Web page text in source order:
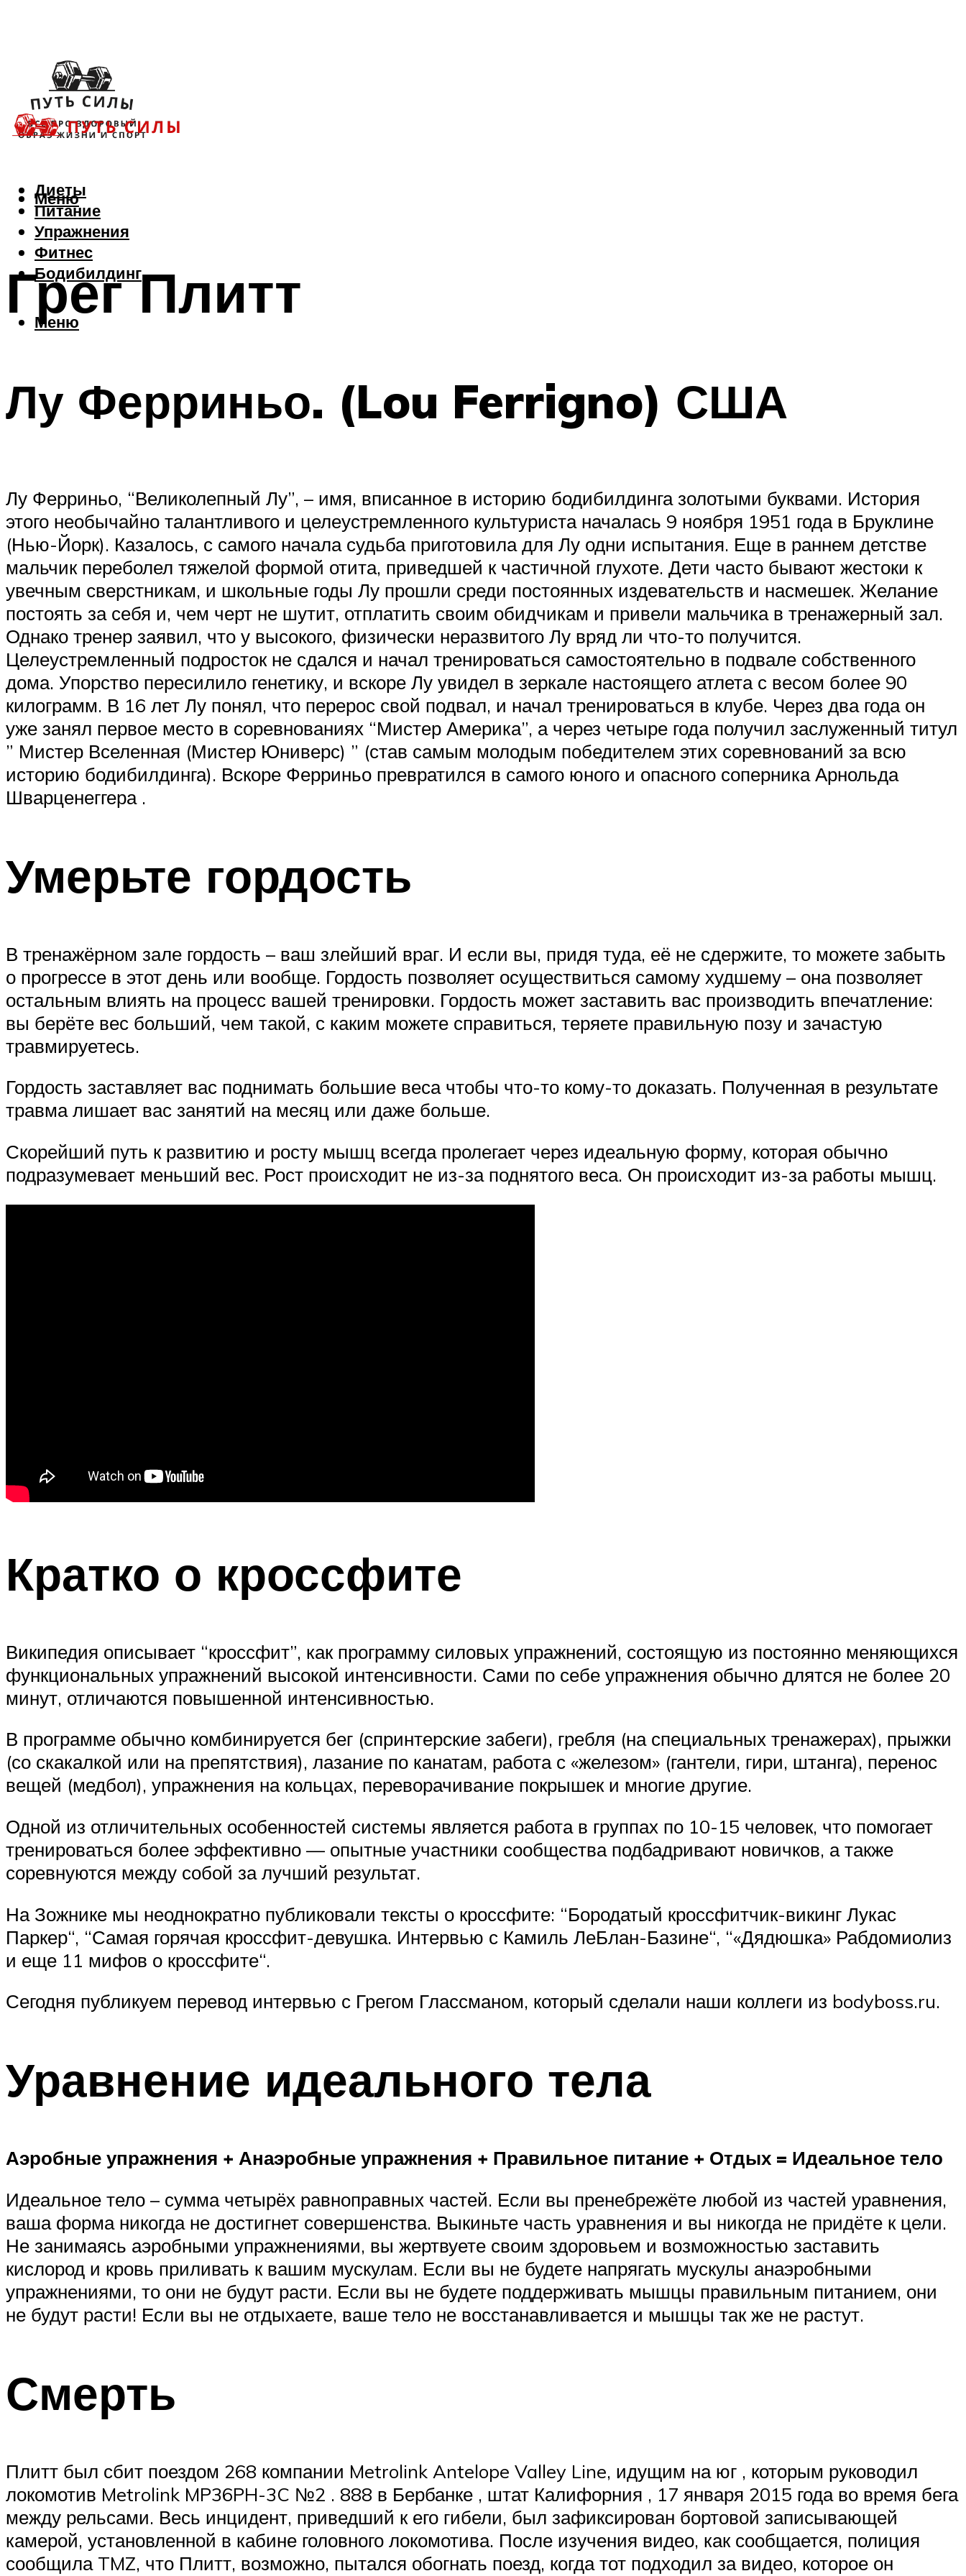
Диеты
Питание
Упражнения
Фитнес
Бодибилдинг
Меню
Меню
Грег Плитт
Лу Ферриньо. (Lou Ferrigno) США
Лу Ферриньо, “Великолепный Лу”, – имя, вписанное в историю бодибилдинга золотыми буквами. История
этого необычайно талантливого и целеустремленного культуриста началась 9 ноября 1951 года в Бруклине
(Нью-Йорк). Казалось, с самого начала судьба приготовила для Лу одни испытания. Еще в раннем детстве
мальчик переболел тяжелой формой отита, приведшей к частичной глухоте. Дети часто бывают жестоки к
увечным сверстникам, и школьные годы Лу прошли среди постоянных издевательств и насмешек. Желание
постоять за себя и, чем черт не шутит, отплатить своим обидчикам и привели мальчика в тренажерный зал.
Однако тренер заявил, что у высокого, физически неразвитого Лу вряд ли что-то получится.
Целеустремленный подросток не сдался и начал тренироваться самостоятельно в подвале собственного
дома. Упорство пересилило генетику, и вскоре Лу увидел в зеркале настоящего атлета с весом более 90
килограмм. В 16 лет Лу понял, что перерос свой подвал, и начал тренироваться в клубе. Через два года он
уже занял первое место в соревнованиях “Мистер Америка”, а через четыре года получил заслуженный титул
” Мистер Вселенная (Мистер Юниверс) ” (став самым молодым победителем этих соревнований за всю
историю бодибилдинга). Вскоре Ферриньо превратился в самого юного и опасного соперника Арнольда
Шварценеггера .
Умерьте гордость
В тренажёрном зале гордость – ваш злейший враг. И если вы, придя туда, её не сдержите, то можете забыть
о прогрессе в этот день или вообще. Гордость позволяет осуществиться самому худшему – она позволяет
остальным влиять на процесс вашей тренировки. Гордость может заставить вас производить впечатление:
вы берёте вес больший, чем такой, с каким можете справиться, теряете правильную позу и зачастую
травмируетесь.
Гордость заставляет вас поднимать большие веса чтобы что-то кому-то доказать. Полученная в результате
травма лишает вас занятий на месяц или даже больше.
Скорейший путь к развитию и росту мышц всегда пролегает через идеальную форму, которая обычно
подразумевает меньший вес. Рост происходит не из-за поднятого веса. Он происходит из-за работы мышц.
Кратко о кроссфите
Википедия описывает “кроссфит”, как программу силовых упражнений, состоящую из постоянно меняющихся
функциональных упражнений высокой интенсивности. Сами по себе упражнения обычно длятся не более 20
минут, отличаются повышенной интенсивностью.
В программе обычно комбинируется бег (спринтерские забеги), гребля (на специальных тренажерах), прыжки
(со скакалкой или на препятствия), лазание по канатам, работа с «железом» (гантели, гири, штанга), перенос
вещей (медбол), упражнения на кольцах, переворачивание покрышек и многие другие.
Одной из отличительных особенностей системы является работа в группах по 10-15 человек, что помогает
тренироваться более эффективно — опытные участники сообщества подбадривают новичков, а также
соревнуются между собой за лучший результат.
На Зожнике мы неоднократно публиковали тексты о кроссфите: “Бородатый кроссфитчик-викинг Лукас
Паркер“, “Самая горячая кроссфит-девушка. Интервью с Камиль ЛеБлан-Базине“, “«Дядюшка» Рабдомиолиз
и еще 11 мифов о кроссфите“.
Сегодня публикуем перевод интервью с Грегом Глассманом, который сделали наши коллеги из bodyboss.ru.
Уравнение идеального тела
Аэробные упражнения + Анаэробные упражнения + Правильное питание + Отдых = Идеальное тело
Идеальное тело – сумма четырёх равноправных частей. Если вы пренебрежёте любой из частей уравнения,
ваша форма никогда не достигнет совершенства. Выкиньте часть уравнения и вы никогда не придёте к цели.
Не занимаясь аэробными упражнениями, вы жертвуете своим здоровьем и возможностью заставить
кислород и кровь приливать к вашим мускулам. Если вы не будете напрягать мускулы анаэробными
упражнениями, то они не будут расти. Если вы не будете поддерживать мышцы правильным питанием, они
не будут расти! Если вы не отдыхаете, ваше тело не восстанавливается и мышцы так же не растут.
Смерть
Плитт был сбит поездом 268 компании Metrolink Antelope Valley Line, идущим на юг , которым руководил
локомотив Metrolink MP36PH-3C №2 . 888 в Бербанке , штат Калифорния , 17 января 2015 года во время бега
между рельсами. Весь инцидент, приведший к его гибели, был зафиксирован бортовой записывающей
камерой, установленной в кабине головного локомотива. После изучения видео, как сообщается, полиция
сообщила TMZ, что Плитт, возможно, пытался обогнать поезд, когда тот подходил за видео, которое он